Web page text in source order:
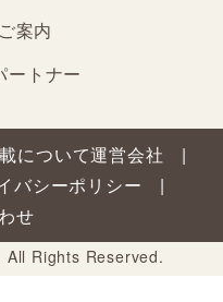
案内
ートナー
について運営会社
バシーポリシー
せ
Rights Reserved.